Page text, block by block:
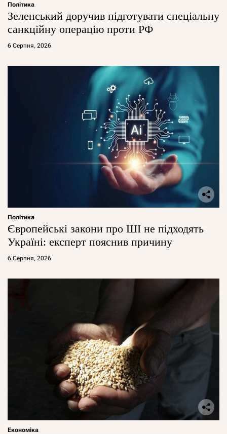
Політика
Зеленський доручив підготувати спеціальну
санкційну операцію проти РФ
6 Серпня, 2026
Політика
Європейські закони про ШІ не підходять
Україні: експерт пояснив причину
6 Серпня, 2026
Економіка